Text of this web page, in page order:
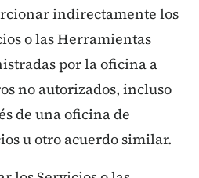
indirectamente los
o las Herramientas
por la oficina a
no autorizados, incluso
de una oficina de
u otro acuerdo similar.